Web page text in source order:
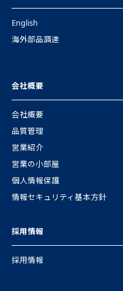
English
海外部品調達
会社概要
会社概要
品質管理
営業紹介
営業の小部屋
個人情報保護
情報セキュリティ基本方針
採用情報
採用情報